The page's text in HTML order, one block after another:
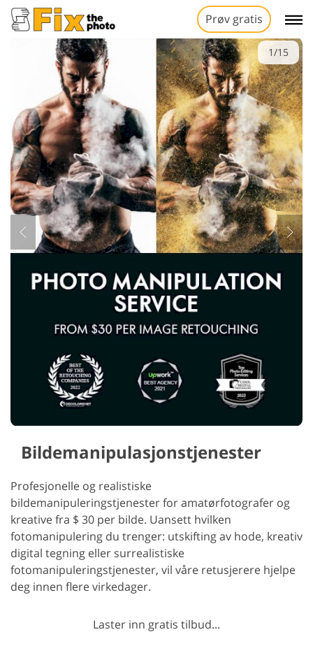
Prøv gratis
1/15
Bildemanipulasjonstjenester
Profesjonelle og realistiske
bildemanipuleringstjenester for amatørfotografer og
kreative fra $ 30 per bilde. Uansett hvilken
fotomanipulering du trenger: utskifting av hode, kreativ
digital tegning eller surrealistiske
fotomanipuleringstjenester, vil våre retusjerere hjelpe
deg innen flere virkedager.
Laster inn gratis tilbud...